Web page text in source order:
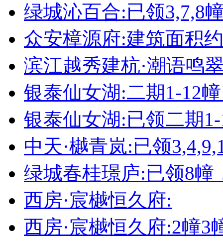
绿城沁百合:已领3,7,8
众安樟源府:建筑面积
滨江越秀建杭·潮语鸣
银泰仙女湖:二期1-12
银泰仙女湖:已领二期
中天·樾青岚:已领
绿城春桂璟庐:已领8幢
西房·宸樾恒久府:
西房·宸樾恒久府:2幢3